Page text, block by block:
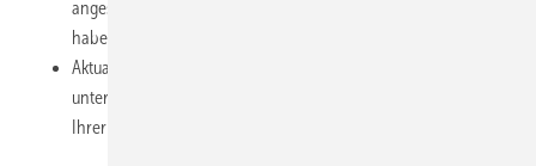
angesiedelt sind, sondern dass Sie etwas besonderes zu bieten
haben. Ein beeindruckendes Beispiel finden sie im Infokasten.
Aktualisieren Sie Ihr Angebot regelmäßig, damit Sie die
unterschiedlichsten Bedürfnisse und Erwartungshaltungen
Ihrer Kunden ansprechen.